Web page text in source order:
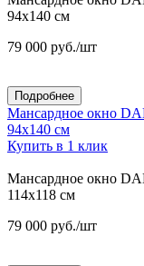
94х140 см
79 000 руб./шт
Подробнее
Мансардное окно
94х140 см
Купить в 1 клик
Мансардное окно
114х118 см
79 000 руб./шт